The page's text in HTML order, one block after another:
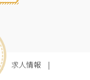
求人情報